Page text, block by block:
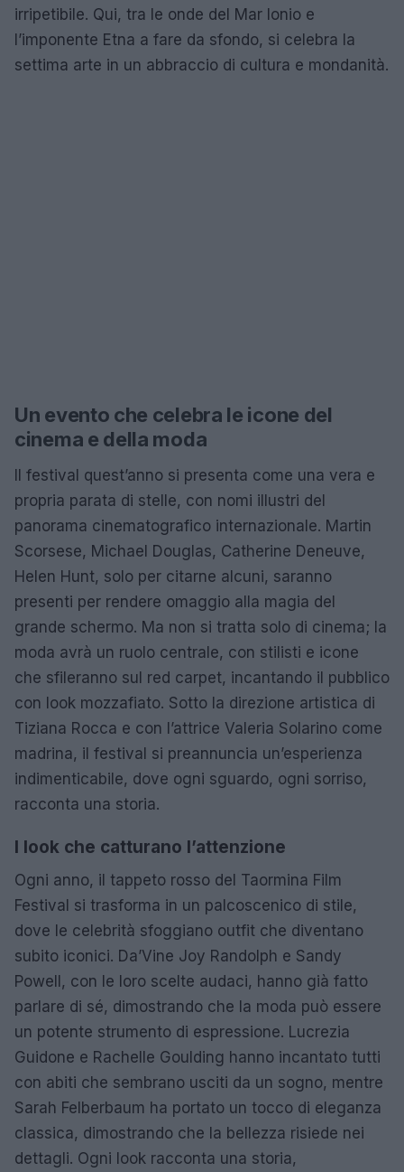
irripetibile. Qui, tra le onde del Mar Ionio e
l’imponente Etna a fare da sfondo, si celebra la
settima arte in un abbraccio di cultura e mondanità.
Un evento che celebra le icone del
cinema e della moda
Il festival quest’anno si presenta come una vera e
propria parata di stelle, con nomi illustri del
panorama cinematografico internazionale. Martin
Scorsese, Michael Douglas, Catherine Deneuve,
Helen Hunt, solo per citarne alcuni, saranno
presenti per rendere omaggio alla magia del
grande schermo. Ma non si tratta solo di cinema; la
moda avrà un ruolo centrale, con stilisti e icone
che sfileranno sul red carpet, incantando il pubblico
con look mozzafiato. Sotto la direzione artistica di
Tiziana Rocca e con l’attrice Valeria Solarino come
madrina, il festival si preannuncia un’esperienza
indimenticabile, dove ogni sguardo, ogni sorriso,
racconta una storia.
I look che catturano l’attenzione
Ogni anno, il tappeto rosso del Taormina Film
Festival si trasforma in un palcoscenico di stile,
dove le celebrità sfoggiano outfit che diventano
subito iconici. Da’Vine Joy Randolph e Sandy
Powell, con le loro scelte audaci, hanno già fatto
parlare di sé, dimostrando che la moda può essere
un potente strumento di espressione. Lucrezia
Guidone e Rachelle Goulding hanno incantato tutti
con abiti che sembrano usciti da un sogno, mentre
Sarah Felberbaum ha portato un tocco di eleganza
classica, dimostrando che la bellezza risiede nei
dettagli. Ogni look racconta una storia,